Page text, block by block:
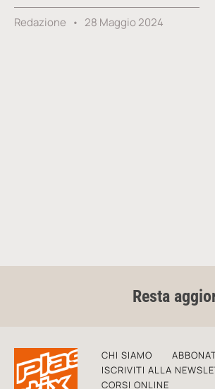
Redazione 28 Maggio 2024
Resta
CHI SIAMO
ISCRIVITI ALLA
CORSI ONLINE